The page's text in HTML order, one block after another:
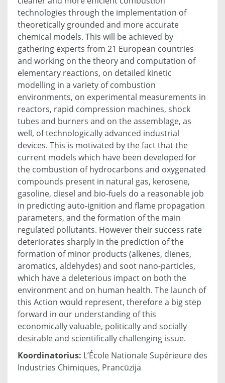
technologies through the implementation of
theoretically grounded and more accurate
chemical models. This will be achieved by
gathering experts from 21 European countries
and working on the theory and computation of
elementary reactions, on detailed kinetic
modelling in a variety of combustion
environments, on experimental measurements in
reactors, rapid compression machines, shock
tubes and burners and on the assemblage, as
well, of technologically advanced industrial
devices. This is motivated by the fact that the
current models which have been developed for
the combustion of hydrocarbons and oxygenated
compounds present in natural gas, kerosene,
gasoline, diesel and bio-fuels do a reasonable job
in predicting auto-ignition and flame propagation
parameters, and the formation of the main
regulated pollutants. However their success rate
deteriorates sharply in the prediction of the
formation of minor products (alkenes, dienes,
aromatics, aldehydes) and soot nano-particles,
which have a deleterious impact on both the
environment and on human health. The launch of
this Action would represent, therefore a big step
forward in our understanding of this
economically valuable, politically and socially
desirable and scientifically challenging issue.
Koordinatorius: L’École Nationale Supérieure des
Industries Chimiques, Prancūzija